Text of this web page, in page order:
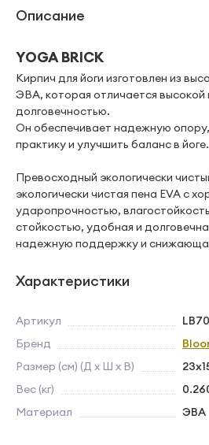
Описание
YOGA BRICK
Кирпич для йоги изготовлен из
ЭВА, которая отличается высокой
долговечностью.
Он обеспечивает надежную опору,
практику и улучшить баланс в йоге.
Превосходный экологически
экологически чистая пена EVA с
ударопрочностью,
стойкостью, удобная и
надежную поддержку и
Характеристики
Артикул
Бренд
Размер (см) (Д х Ш х В)
Вес (кг)
Материал
ЭВА